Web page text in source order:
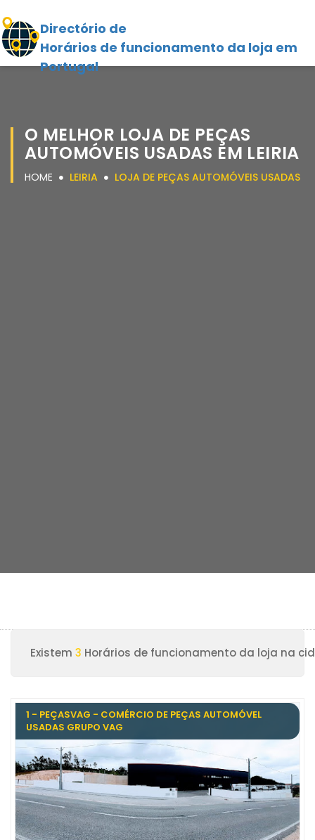
Directório de
Horários de funcionamento da loja em
Portugal
O MELHOR LOJA DE PEÇAS
AUTOMÓVEIS USADAS EM LEIRIA
HOME LEIRIA LOJA DE PEÇAS AUTOMÓVEIS USADAS
Existem 3 Horários de funcionamento da loja na
1 - PEÇASVAG - COMÉRCIO DE PEÇAS AUTOMÓVEL
USADAS GRUPO VAG